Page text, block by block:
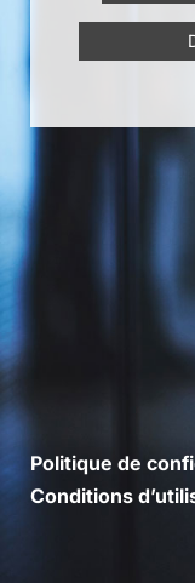
Politique de
Conditions